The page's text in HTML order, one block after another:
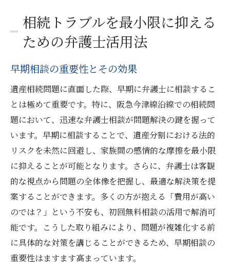
相続トラブルを最小限に抑える
ための弁護士活用法
早期相談の重要性とその効果
遺産相続問題に直面した際、早期に弁護士に相談するこ
とは極めて重要です。特に、阪急今津線沿線での相続問
題において、迅速な弁護士相談が問題解決の鍵を握って
います。早期に相談することで、遺産分割における法的
リスクを未然に回避し、家族間の感情的な摩擦を最小限
に抑えることが可能となります。さらに、弁護士は客観
的な視点から問題の全体像を把握し、最適な解決策を提
案することができます。多くの方が抱える「費用が高い
のでは？」という不安も、初回無料相談の活用で解消可
能です。こうした取り組みにより、問題が複雑化する前
に具体的な対策を講じることができるため、早期相談の
重要性はますます高まっています。